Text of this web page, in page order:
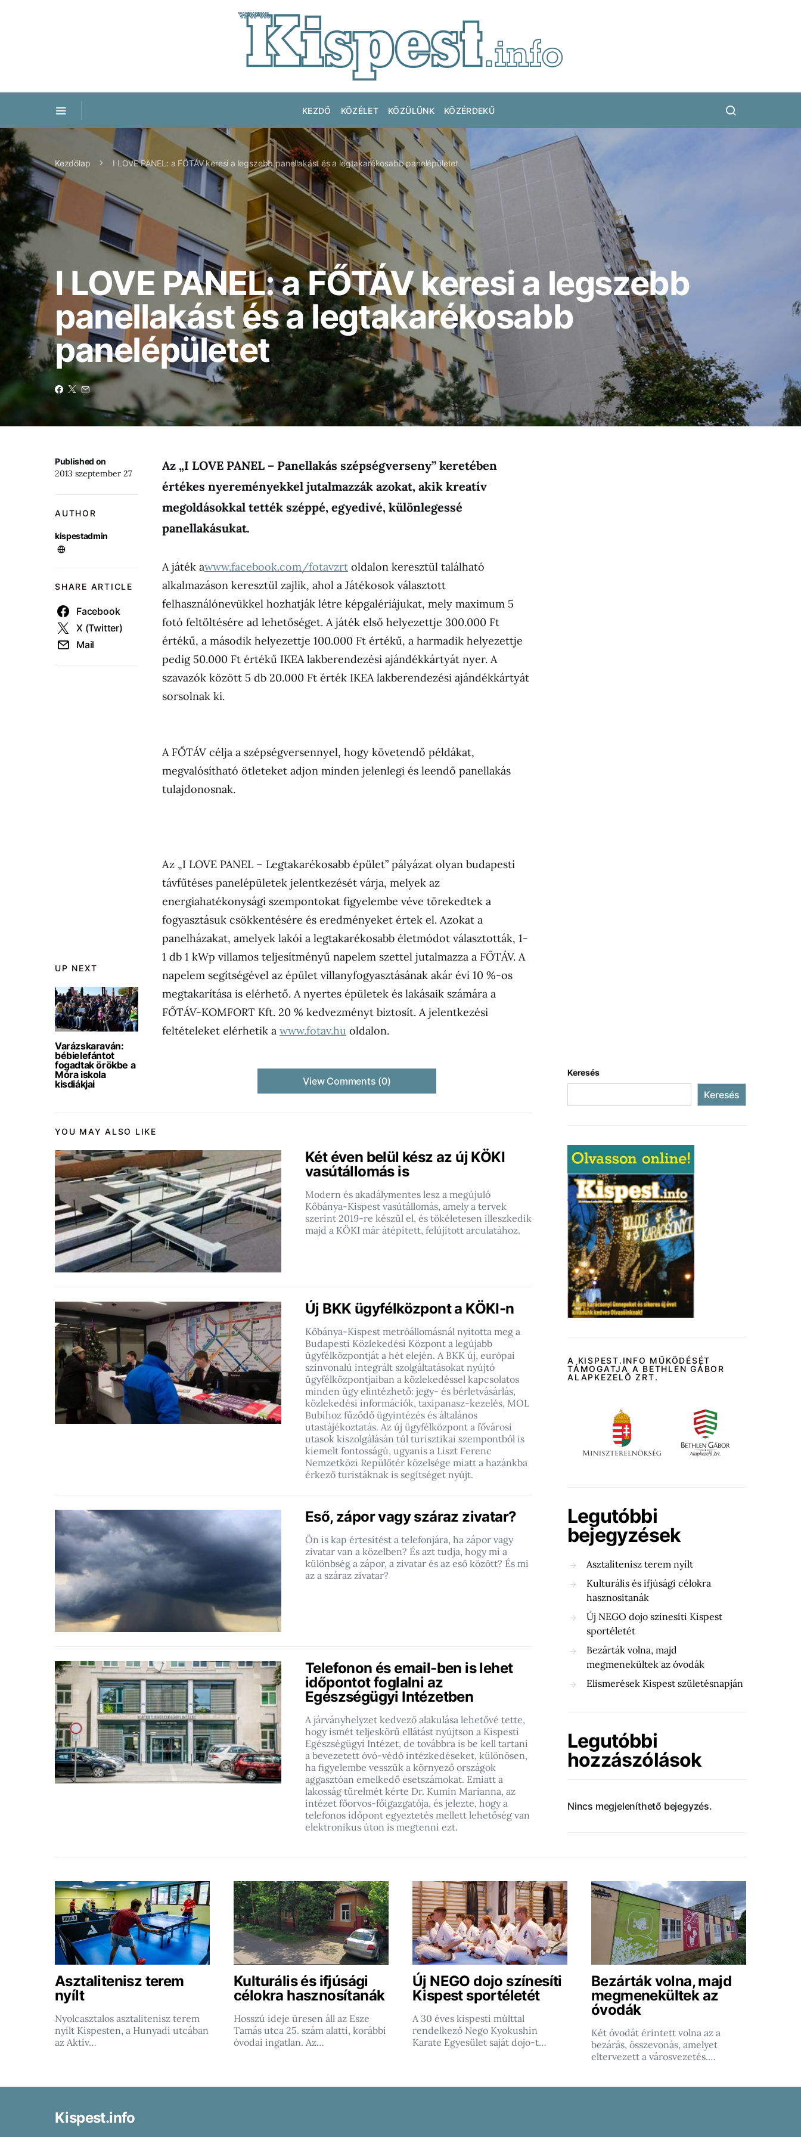
KEZDŐ KÖZÉLET KÖZÜLÜNK KÖZÉRDEKŰ
Kezdőlap I LOVE PANEL: a FŐTÁV keresi a legszebb panellakást és a legtakarékosabb panelépületet
I LOVE PANEL: a FŐTÁV keresi a legszebb
panellakást és a legtakarékosabb
panelépületet
UP NEXT
Varázskaraván:
bébielefántot
fogadtak örökbe a
Móra iskola
kisdiákjai
Published on
2013 szeptember 27
AUTHOR
kispestadmin
SHARE ARTICLE
Facebook
X (Twitter)
Mail
Az „I LOVE PANEL – Panellakás szépségverseny” keretében
értékes nyereményekkel jutalmazzák azokat, akik kreatív
megoldásokkal tették széppé, egyedivé, különlegessé
panellakásukat.
A játék awww.facebook.com/fotavzrt oldalon keresztül található
alkalmazáson keresztül zajlik, ahol a Játékosok választott
felhasználónevükkel hozhatják létre képgalériájukat, mely maximum 5
fotó feltöltésére ad lehetőséget. A játék első helyezettje 300.000 Ft
értékű, a második helyezettje 100.000 Ft értékű, a harmadik helyezettje
pedig 50.000 Ft értékű IKEA lakberendezési ajándékkártyát nyer. A
szavazók között 5 db 20.000 Ft érték IKEA lakberendezési ajándékkártyát
sorsolnak ki.
A FŐTÁV célja a szépségversennyel, hogy követendő példákat,
megvalósítható ötleteket adjon minden jelenlegi és leendő panellakás
tulajdonosnak.
Az „I LOVE PANEL – Legtakarékosabb épület” pályázat olyan budapesti
távfűtéses panelépületek jelentkezését várja, melyek az
energiahatékonysági szempontokat figyelembe véve törekedtek a
fogyasztásuk csökkentésére és eredményeket értek el. Azokat a
panelházakat, amelyek lakói a legtakarékosabb életmódot választották, 1-
1 db 1 kWp villamos teljesítményű napelem szettel jutalmazza a FŐTÁV. A
napelem segítségével az épület villanyfogyasztásának akár évi 10 %-os
megtakarítása is elérhető. A nyertes épületek és lakásaik számára a
FŐTÁV-KOMFORT Kft. 20 % kedvezményt biztosít. A jelentkezési
feltételeket elérhetik a www.fotav.hu oldalon.
View Comments (0)
YOU MAY ALSO LIKE
Két éven belül kész az új KÖKI
vasútállomás is
Modern és akadálymentes lesz a megújuló
Kőbánya-Kispest vasútállomás, amely a tervek
szerint 2019-re készül el, és tökéletesen illeszkedik
majd a KÖKI már átépített, felújított arculatához.
Új BKK ügyfélközpont a KÖKI-n
Kőbánya-Kispest metróállomásnál nyitotta meg a
Budapesti Közlekedési Központ a legújabb
ügyfélközpontját a hét elején. A BKK új, európai
színvonalú integrált szolgáltatásokat nyújtó
ügyfélközpontjaiban a közlekedéssel kapcsolatos
minden ügy elintézhető: jegy- és bérletvásárlás,
közlekedési információk, taxipanasz-kezelés, MOL
Bubihoz fűződő ügyintézés és általános
utastájékoztatás. Az új ügyfélközpont a fővárosi
utasok kiszolgálásán túl turisztikai szempontból is
kiemelt fontosságú, ugyanis a Liszt Ferenc
Nemzetközi Repülőtér közelsége miatt a hazánkba
érkező turistáknak is segítséget nyújt.
Eső, zápor vagy száraz zivatar?
Ön is kap értesítést a telefonjára, ha zápor vagy
zivatar van a közelben? És azt tudja, hogy mi a
különbség a zápor, a zivatar és az eső között? És mi
az a száraz zivatar?
Telefonon és email-ben is lehet
időpontot foglalni az
Egészségügyi Intézetben
A járványhelyzet kedvező alakulása lehetővé tette,
hogy ismét teljeskörű ellátást nyújtson a Kispesti
Egészségügyi Intézet, de továbbra is be kell tartani
a bevezetett óvó-védő intézkedéseket, különösen,
ha figyelembe vesszük a környező országok
aggasztóan emelkedő esetszámokat. Emiatt a
lakosság türelmét kérte Dr. Kumin Marianna, az
intézet főorvos-főigazgatója, és jelezte, hogy a
telefonos időpont egyeztetés mellett lehetőség van
elektronikus úton is megtenni ezt.
Keresés
Keresés
A KISPEST.INFO MŰKÖDÉSÉT
TÁMOGATJA A BETHLEN GÁBOR
ALAPKEZELŐ ZRT.
Legutóbbi
bejegyzések
Asztalitenisz terem nyílt
Kulturális és ifjúsági célokra
hasznosítanák
Új NEGO dojo színesíti Kispest
sportéletét
Bezárták volna, majd
megmenekültek az óvodák
Elismerések Kispest születésnapján
Legutóbbi
hozzászólások
Nincs megjeleníthető bejegyzés.
Asztalitenisz terem
nyílt
Nyolcasztalos asztalitenisz terem
nyílt Kispesten, a Hunyadi utcában
az Aktív…
Kulturális és ifjúsági
célokra hasznosítanák
Hosszú ideje üresen áll az Esze
Tamás utca 25. szám alatti, korábbi
óvodai ingatlan. Az…
Új NEGO dojo színesíti
Kispest sportéletét
A 30 éves kispesti múlttal
rendelkező Nego Kyokushin
Karate Egyesület saját dojo-t…
Bezárták volna, majd
megmenekültek az
óvodák
Két óvodát érintett volna az a
bezárás, összevonás, amelyet
eltervezett a városvezetés.…
Kispest.info